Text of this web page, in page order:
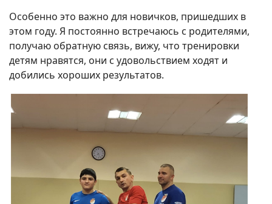
Особенно это важно для новичков, пришедших в
этом году. Я постоянно встречаюсь с родителями,
получаю обратную связь, вижу, что тренировки
детям нравятся, они с удовольствием ходят и
добились хороших результатов.